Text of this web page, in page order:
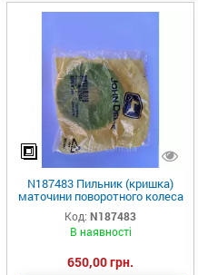
N187483 Пильник (кришка)
маточини поворотного колеса
john Deere
Код: N187483
В наявності
650,00 грн.